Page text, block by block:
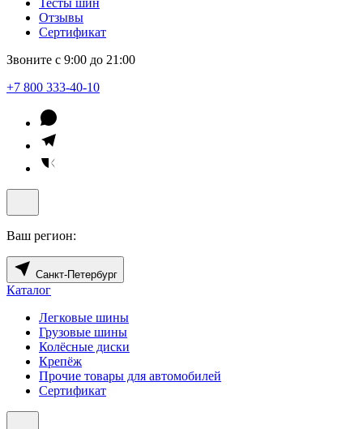
Тесты шин
Отзывы
Сертификат
Звоните с 9:00 до 21:00
+7 800 333-40-10
Ваш регион:
Санкт-Петербург
Каталог
Легковые шины
Грузовые шины
Колёсные диски
Крепёж
Прочие товары для автомобилей
Сертификат